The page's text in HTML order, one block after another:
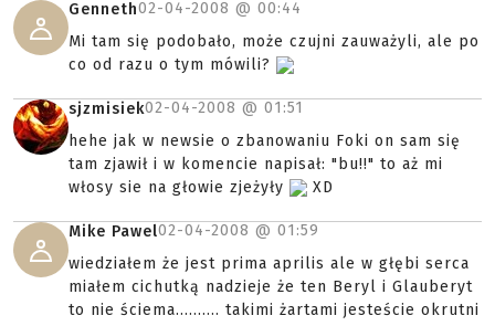
Genneth02-04-2008 @ 00:44
Mi tam się podobało, może czujni zauważyli, ale po
co od razu o tym mówili?
sjzmisiek02-04-2008 @ 01:51
hehe jak w newsie o zbanowaniu Foki on sam się
tam zjawił i w komencie napisał: "bu!!" to aż mi
włosy sie na głowie zjeżyły
XD
Mike Pawel02-04-2008 @ 01:59
wiedziałem że jest prima aprilis ale w głębi serca
miałem cichutką nadzieje że ten Beryl i Glauberyt
to nie ściema.......... takimi żartami jesteście okrutni